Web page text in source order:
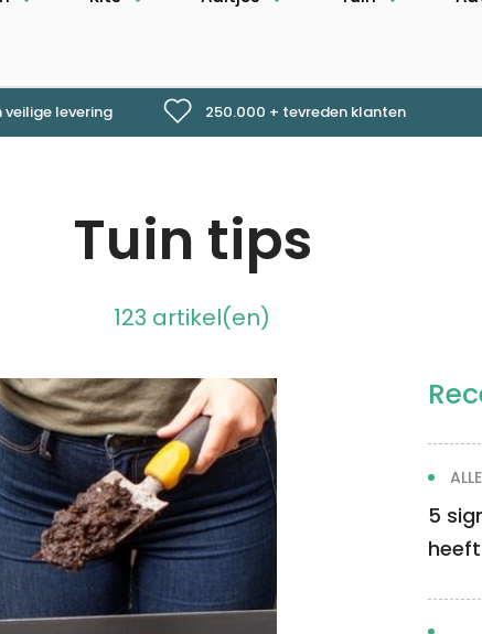
veilige levering 250.000 + tevreden klanten
Tuin tips
123 artikel(en)
5